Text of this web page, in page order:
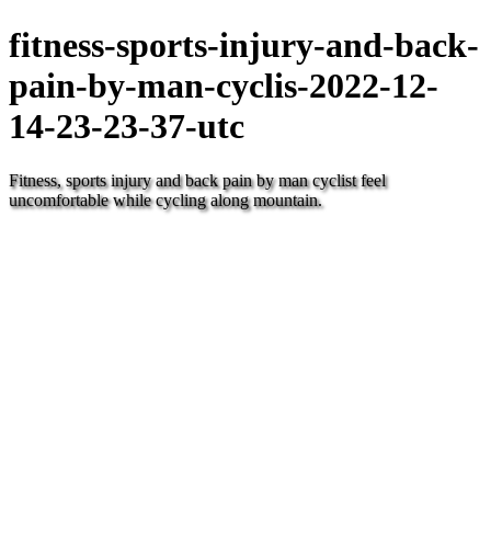
fitness-sports-injury-and-back-
pain-by-man-cyclis-2022-12-
14-23-23-37-utc
Fitness, sports injury and back pain by man cyclist feel
uncomfortable while cycling along mountain.